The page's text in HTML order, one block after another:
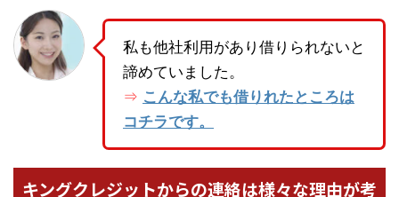
私も他社利用があり借りられないと
諦めていました。
⇒ こんな私でも借りれたところは
コチラです。
キングクレジットからの連絡は様々な理由が考